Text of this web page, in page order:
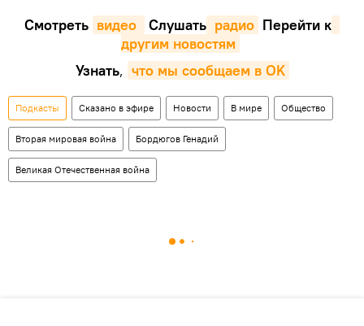
Смотреть видео Cлушать радио Перейти к
другим новостям
Узнать, что мы сообщаем в OK
Подкасты Сказано в эфире Новости В мире Общество
Вторая мировая война Бордюгов Генадий
Великая Отечественная война